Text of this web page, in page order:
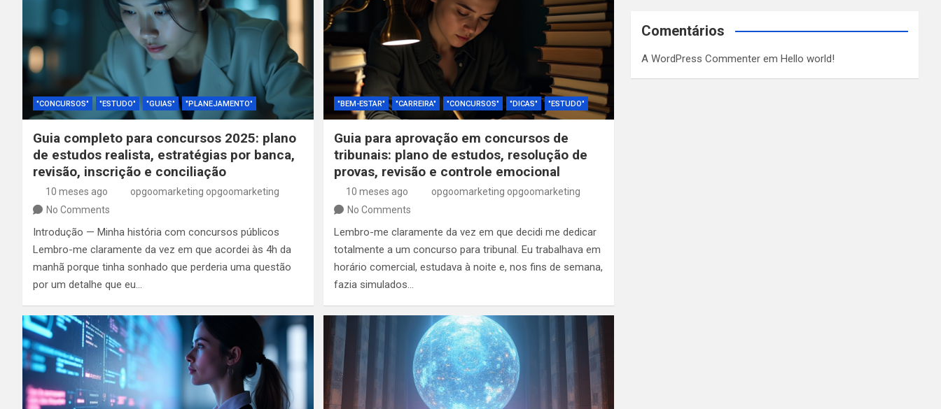
"CONCURSOS" "ESTUDO" "GUIAS" "PLANEJAMENTO"
Guia completo para concursos 2025: plano
de estudos realista, estratégias por banca,
revisão, inscrição e conciliação
10 meses ago
opgoomarketing opgoomarketing
No Comments
Introdução — Minha história com concursos públicos
Lembro-me claramente da vez em que acordei às 4h da
manhã porque tinha sonhado que perderia uma questão
por um detalhe que eu…
"BEM-ESTAR" "CARREIRA" "CONCURSOS" "DICAS" "ESTUDO"
Guia para aprovação em concursos de
tribunais: plano de estudos, resolução de
provas, revisão e controle emocional
10 meses ago
opgoomarketing opgoomarketing
No Comments
Lembro-me claramente da vez em que decidi me dedicar
totalmente a um concurso para tribunal. Eu trabalhava em
horário comercial, estudava à noite e, nos fins de semana,
fazia simulados…
Comentários
A WordPress Commenter emHello world!